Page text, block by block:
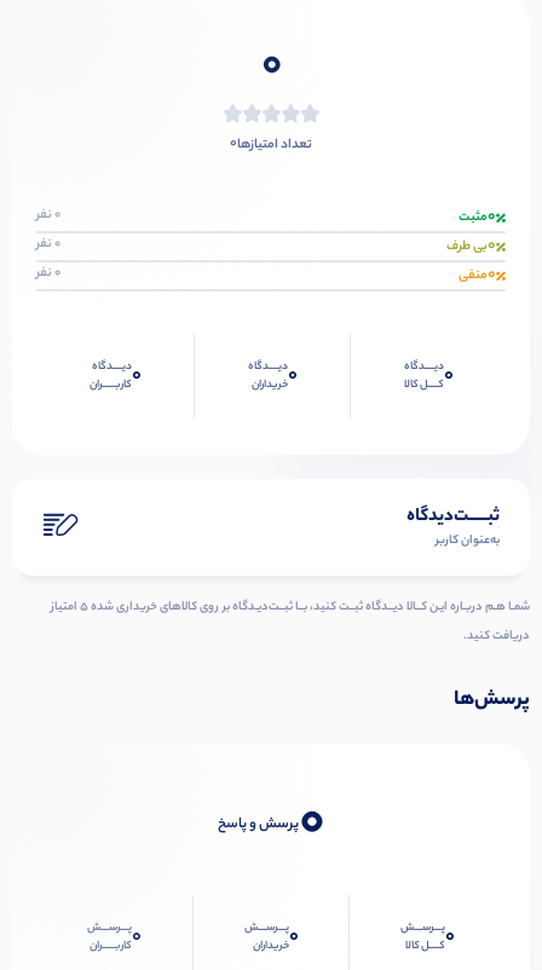
0
تعداد امتیازها0
0مثبت 0 نفر
0بی طرف 0 نفر
0منفی 0 نفر
0دیــــدگاه
کــــل کالا
0دیــــدگاه
خریداران
0دیــــدگاه
کاربـــــران
ثبـــــت‌دیدگاه
به‌عنوان کاربر
شمـا هـم دربـاره ایـن کــالا دیــدگاه ثبــت کنید، بــا ثبــت‌دیـدگاه بر روی کالاهای خریداری شده ۵ امتیاز
دریافت کنید.
پرسش‌ها
0پرسش و پاسخ
0پـــرســـش
کــــل کالا
0پـــرســـش
خریداران
0پـــرســـش
کاربـــــران